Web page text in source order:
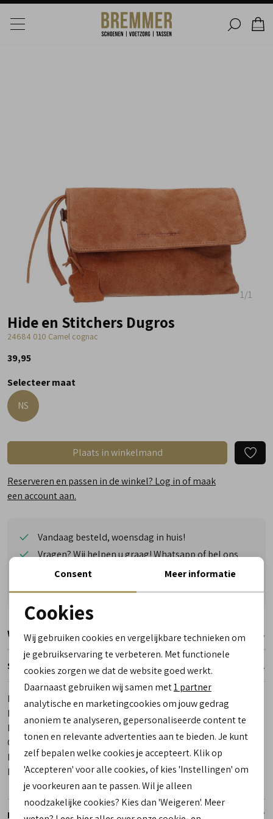
1/1
Hide en Stitchers Dugros
24684 010 Camel cognac
39,95
Selecteer maat
NS
Plaats in winkelmand
Reserveren en passen in de winkel? Log in of maak
een account aan.
Vandaag besteld, woensdag in huis!
Vragen? Wij helpen u graag! Whatsapp of bel ons
Gratis verzending vanaf €50,- (uitgezonderd sale)
Reserveer- en passervice in de winkel!
Winkelvoorraad
Specificaties
Merk
Hide en Stitchers Dugros
Leveranciercode
24684 010 Camel
Bestelcode
00028797-35
Categorie
Hand- en schoudertassen
Kleur
Cognac
Materiaal buitenkant
Suede
Retourneren
Noodzakelijke cookies
Analytische cookies
Marketing cookies
Consent Meer informatie
Cookies
Wij gebruiken cookies en vergelijkbare technieken om
je gebruikservaring te verbeteren. Met functionele
cookies zorgen we dat de website goed werkt.
Daarnaast gebruiken wij samen met1 partner
analytische en marketingcookies om jouw gedrag
anoniem te analyseren, gepersonaliseerde content te
tonen en relevante advertenties aan te bieden. Je kunt
zelf bepalen welke cookies je accepteert. Klik op
'Accepteren' voor alle cookies, of kies 'Instellingen' om
je voorkeuren aan te passen. Wil je alleen
noodzakelijke cookies? Kies dan 'Weigeren'. Meer